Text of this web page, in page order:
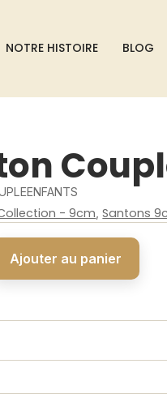
NOTRE HISTOIRE BLOG
- 9cm ,Santons
Ajouter au panier